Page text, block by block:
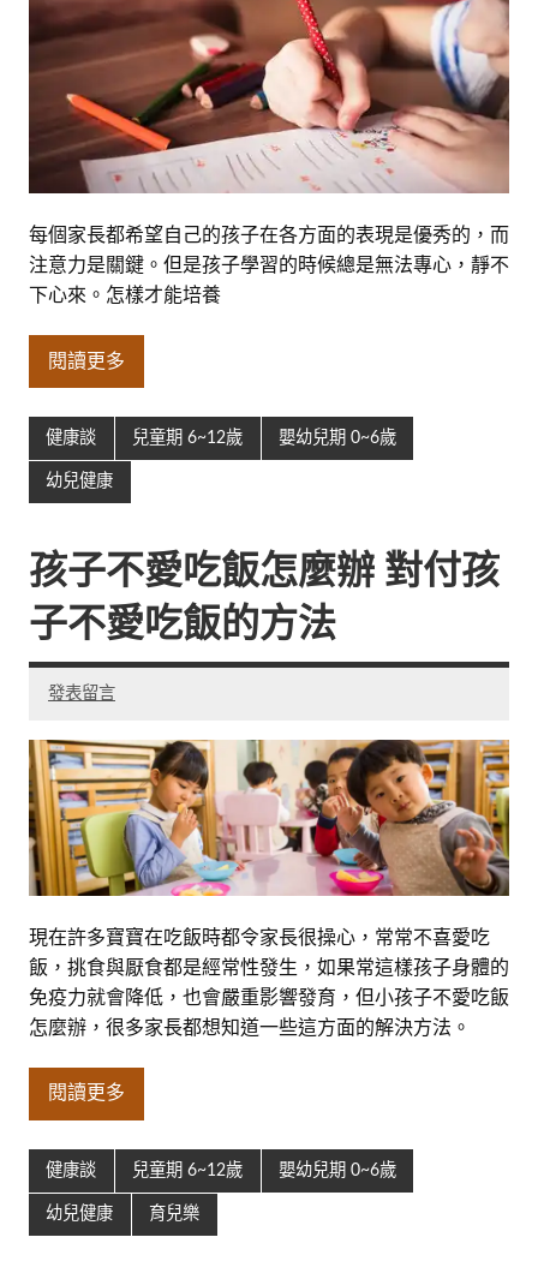
每個家長都希望自己的孩子在各方面的表現是優秀的，而
注意力是關鍵。但是孩子學習的時候總是無法專心，靜不
下心來。怎樣才能培養
閱讀更多
健康談 兒童期 6~12歲 嬰幼兒期 0~6歲
幼兒健康
孩子不愛吃飯怎麼辦 對付孩
子不愛吃飯的方法
發表留言
現在許多寶寶在吃飯時都令家長很操心，常常不喜愛吃
飯，挑食與厭食都是經常性發生，如果常這樣孩子身體的
免疫力就會降低，也會嚴重影響發育，但小孩子不愛吃飯
怎麼辦，很多家長都想知道一些這方面的解決方法。
閱讀更多
健康談 兒童期 6~12歲 嬰幼兒期 0~6歲
幼兒健康 育兒樂